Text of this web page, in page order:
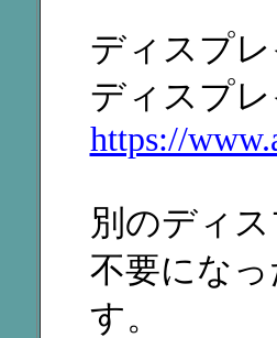
ディスプ
ディスプ
https://
別のディ
不要にな
す。